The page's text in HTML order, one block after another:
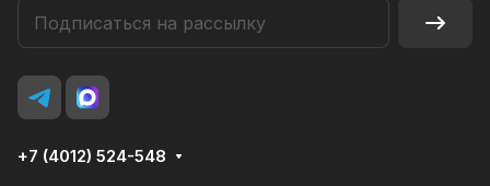
+7 (4012) 524-548